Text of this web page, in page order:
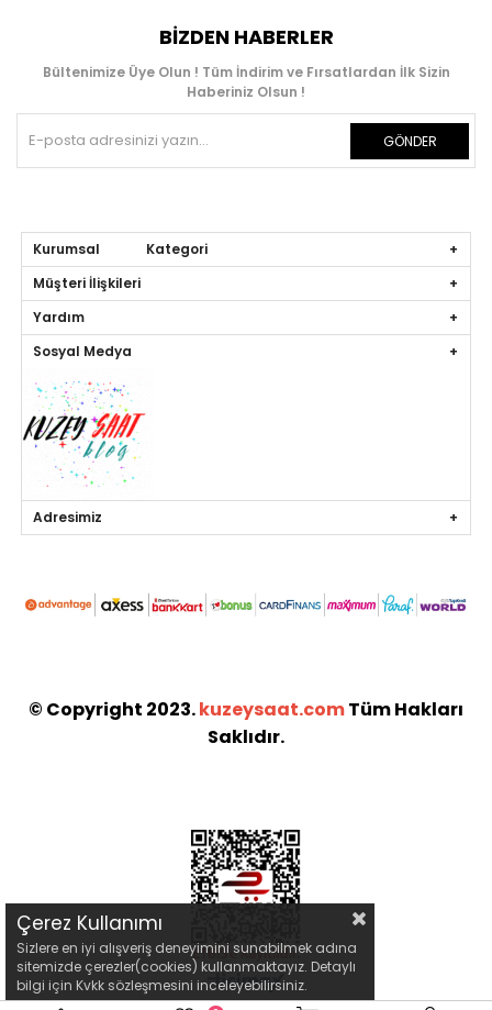
BIZDEN HABERLER
Bültenimize Üye Olun ! Tüm İndirim ve Fırsatlardan İlk Sizin
Haberiniz Olsun !
GÖNDER
Kurumsal Kategori
Müşteri İlişkileri
Yardım
Sosyal Medya
Adresimiz
© Copyright 2023.kuzeysaat.comTüm Hakları
Saklıdır.
Çerez Kullanımı
Sizlere en iyi alışveriş deneyimini sunabilmek adına
sitemizde çerezler(cookies) kullanmaktayız. Detaylı
bilgi için Kvkk sözleşmesini inceleyebilirsiniz.